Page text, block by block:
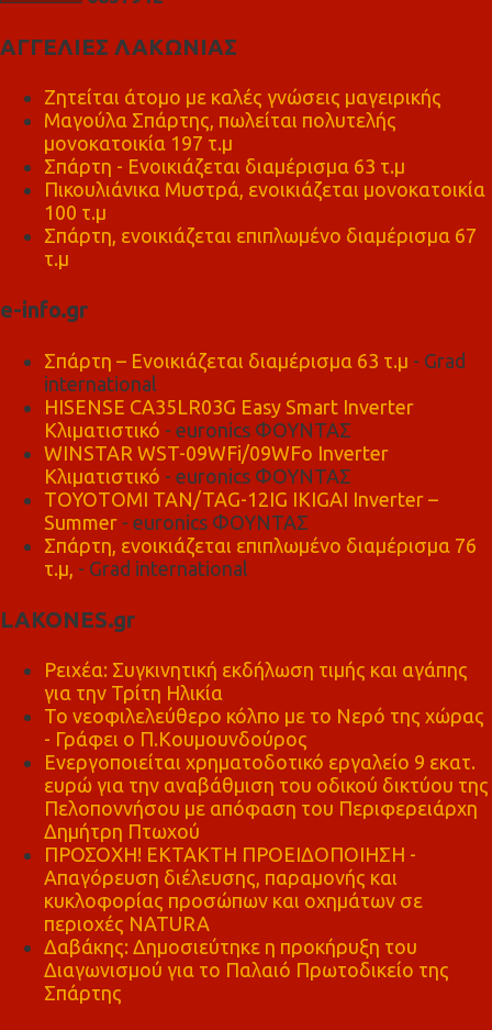
ΑΓΓΕΛΙΕΣ ΛΑΚΩΝΙΑΣ
Ζητείται άτομο με καλές γνώσεις μαγειρικής
Μαγούλα Σπάρτης, πωλείται πολυτελής
μονοκατοικία 197 τ.μ
Σπάρτη - Ενοικιάζεται διαμέρισμα 63 τ.μ
Πικουλιάνικα Μυστρά, ενοικιάζεται μονοκατοικία
100 τ.μ
Σπάρτη, ενοικιάζεται επιπλωμένο διαμέρισμα 67
τ.μ
e-info.gr
Σπάρτη – Ενοικιάζεται διαμέρισμα 63 τ.μ - Grad
international
HISENSE CA35LR03G Easy Smart Inverter
Κλιματιστικό - euronics ΦΟΥΝΤΑΣ
WINSTAR WST-09WFi/09WFo Inverter
Κλιματιστικό - euronics ΦΟΥΝΤΑΣ
TOYOTOMI TAN/TAG-12IG IKIGAI Inverter –
Summer - euronics ΦΟΥΝΤΑΣ
Σπάρτη, ενοικιάζεται επιπλωμένο διαμέρισμα 76
τ.μ, - Grad international
LAKONES.gr
Ρειχέα: Συγκινητική εκδήλωση τιμής και αγάπης
για την Τρίτη Ηλικία
Το νεοφιλελεύθερο κόλπο με το Νερό της χώρας
- Γράφει ο Π.Κουμουνδούρος
Ενεργοποιείται χρηματοδοτικό εργαλείο 9 εκατ.
ευρώ για την αναβάθμιση του οδικού δικτύου της
Πελοποννήσου με απόφαση του Περιφερειάρχη
Δημήτρη Πτωχού
ΠΡΟΣΟΧΗ! ΕΚΤΑΚΤΗ ΠΡΟΕΙΔΟΠΟΙΗΣΗ -
Απαγόρευση διέλευσης, παραμονής και
κυκλοφορίας προσώπων και οχημάτων σε
περιοχές NATURA
Δαβάκης: Δημοσιεύτηκε η προκήρυξη του
Διαγωνισμού για το Παλαιό Πρωτοδικείο της
Σπάρτης